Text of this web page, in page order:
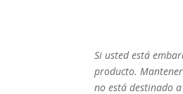
Si usted está
producto.
no está destinado